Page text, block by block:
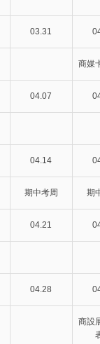
03.31
商媒
04.07
04.14
期中考周 期
04.21
04.28
商設